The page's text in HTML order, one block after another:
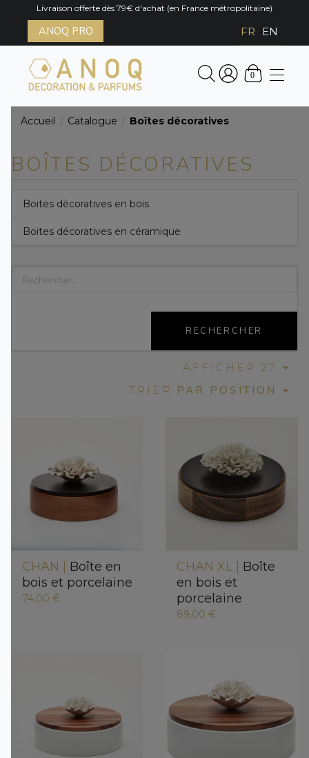
Livraison offerte dès 79€ d'achat (en France métropolitaine)
ANOQ PRO FR EN
0
Accueil / Catalogue / Boîtes décoratives
BOÎTES DÉCORATIVES
Boites décoratives en bois
Boites décoratives en céramique
RECHERCHER
AFFICHER 27
TRIER
PAR POSITION
CHAN | Boîte en
bois et porcelaine
74,00 €
CHAN XL | Boîte
en bois et
porcelaine
89,00 €